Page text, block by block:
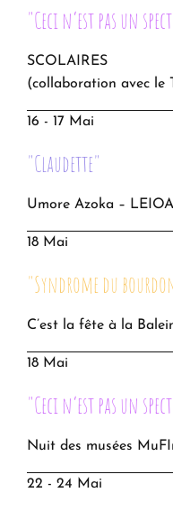
"Ceci n’est pas un
SCOLAIRES
(collaboration avec le
16 - 17 Mai
"Claudette"
Umore Azoka –
18 Mai
"Syndrome du
C’est la fête à la
18 Mai
"Ceci n’est pas un
Nuit des musées
22 - 24 Mai